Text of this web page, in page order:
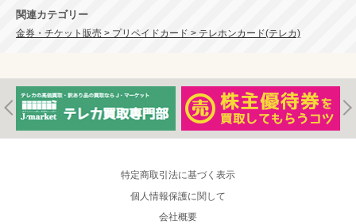
関連カテゴリー
金券・チケット販売 > プリペイドカード > テレホンカード(テレカ)
特定商取引法に基づく表示
個人情報保護に関して
会社概要